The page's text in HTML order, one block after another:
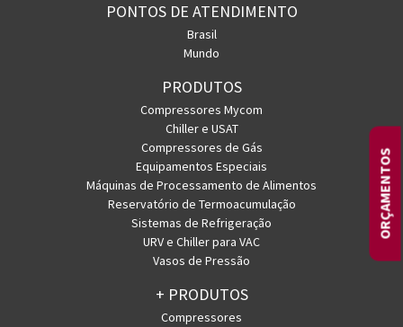
ORÇAMENTOS
PONTOS DE ATENDIMENTO
Brasil
Mundo
PRODUTOS
Compressores Mycom
Chiller e USAT
Compressores de Gás
Equipamentos Especiais
Máquinas de Processamento de Alimentos
Reservatório de Termoacumulação
Sistemas de Refrigeração
URV e Chiller para VAC
Vasos de Pressão
+ PRODUTOS
Compressores